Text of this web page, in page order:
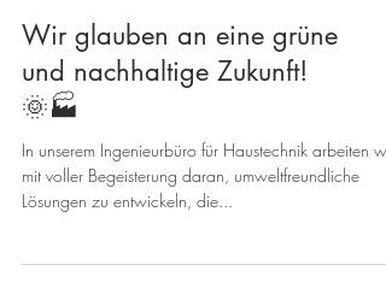
Wir glauben an eine grüne
und nachhaltige Zukunft!
🌞🏭
In unserem Ingenieurbüro für Haustechnik arbeiten wir